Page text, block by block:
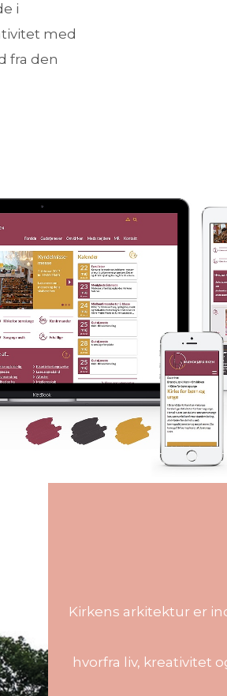
i
med
fra den
Kirkens arkitektur er
hvorfra liv, kreativitet